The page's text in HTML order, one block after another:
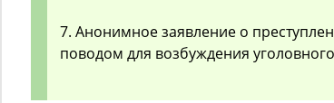
7. Анонимное заявление о
поводом для возбуждения